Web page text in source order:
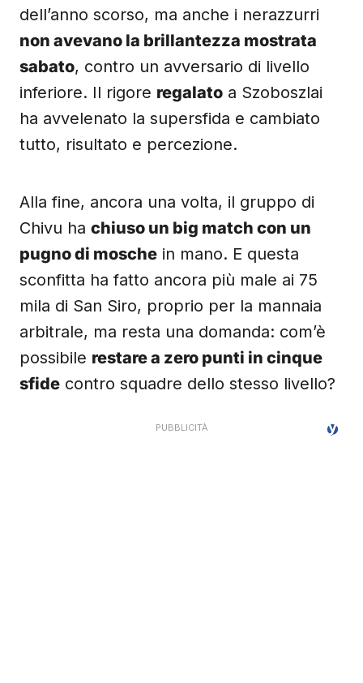
dell’anno scorso, ma anche i nerazzurri
non avevano la brillantezza mostrata
sabato, contro un avversario di livello
inferiore. Il rigore regalato a Szoboszlai
ha avvelenato la supersfida e cambiato
tutto, risultato e percezione.
Alla fine, ancora una volta, il gruppo di
Chivu ha chiuso un big match con un
pugno di mosche in mano. E questa
sconfitta ha fatto ancora più male ai 75
mila di San Siro, proprio per la mannaia
arbitrale, ma resta una domanda: com’è
possibile restare a zero punti in cinque
sfide contro squadre dello stesso livello?